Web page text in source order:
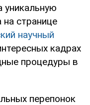
уникальную
странице
научный
кадрах
процедуры в
перепонок